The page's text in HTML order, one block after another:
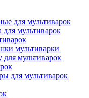
для мультиварок
для мультиварок
мультиварки
мультиварок
для мультиварок